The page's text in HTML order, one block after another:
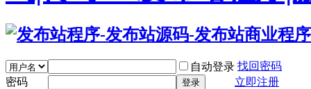
自动登录 找回密码
密码
登录
立即注册